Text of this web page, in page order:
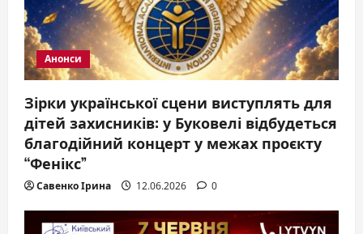
Анонси
Зірки української сцени виступлять для
дітей захисників: у Буковелі відбудеться
благодійний концерт у межах проєкту
“Фенікс”
Савенко Ірина 12.06.2026 0